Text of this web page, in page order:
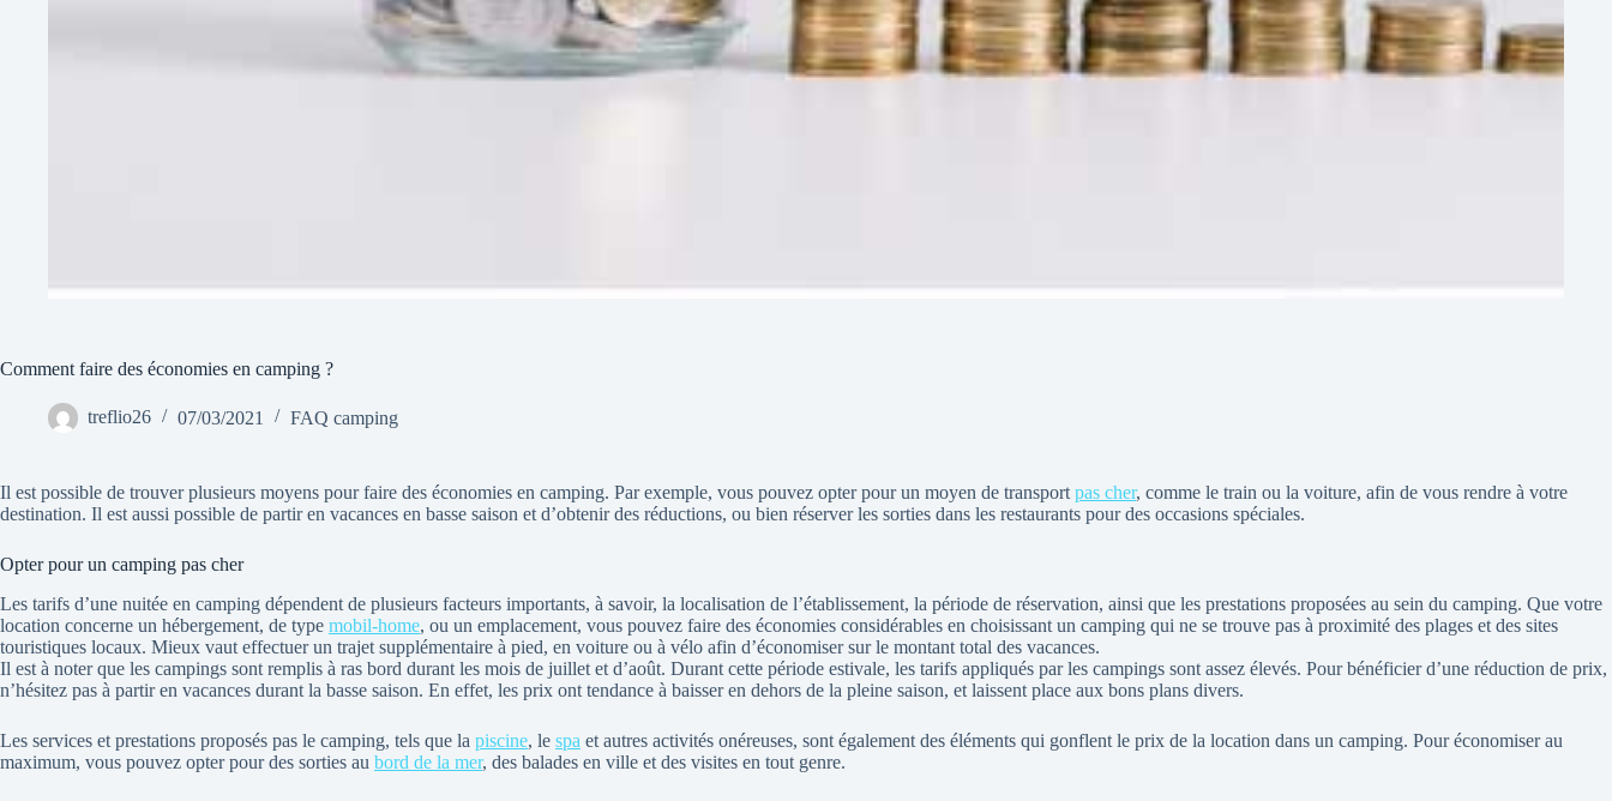
Comment faire des économies en camping ?
treflio26 07/03/2021 FAQ camping
Il est possible de trouver plusieurs moyens pour faire des économies en camping. Par exemple, vous pouvez opter pour un moyen de transport pas cher, comme le train ou la voiture, afin de vous rendre à votre
destination. Il est aussi possible de partir en vacances en basse saison et d’obtenir des réductions, ou bien réserver les sorties dans les restaurants pour des occasions spéciales.
Opter pour un camping pas cher
Les tarifs d’une nuitée en camping dépendent de plusieurs facteurs importants, à savoir, la localisation de l’établissement, la période de réservation, ainsi que les prestations proposées au sein du camping. Que votre
location concerne un hébergement, de type mobil-home, ou un emplacement, vous pouvez faire des économies considérables en choisissant un camping qui ne se trouve pas à proximité des plages et des sites
touristiques locaux. Mieux vaut effectuer un trajet supplémentaire à pied, en voiture ou à vélo afin d’économiser sur le montant total des vacances.
Il est à noter que les campings sont remplis à ras bord durant les mois de juillet et d’août. Durant cette période estivale, les tarifs appliqués par les campings sont assez élevés. Pour bénéficier d’une réduction de prix,
n’hésitez pas à partir en vacances durant la basse saison. En effet, les prix ont tendance à baisser en dehors de la pleine saison, et laissent place aux bons plans divers.
Les services et prestations proposés pas le camping, tels que la piscine, le spa et autres activités onéreuses, sont également des éléments qui gonflent le prix de la location dans un camping. Pour économiser au
maximum, vous pouvez opter pour des sorties au bord de la mer, des balades en ville et des visites en tout genre.